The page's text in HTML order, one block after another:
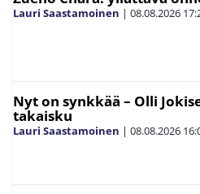
Lauri Saastamoinen | 08.08.2026
Nyt on synkkää – Olli
takaisku
Lauri Saastamoinen | 08.08.2026